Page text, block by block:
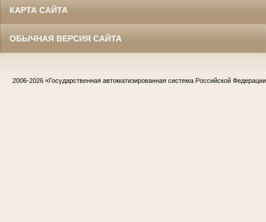
КАРТА САЙТА
ОБЫЧНАЯ ВЕРСИЯ САЙТА
2006-2026 «Государственная автоматизированная система Российской